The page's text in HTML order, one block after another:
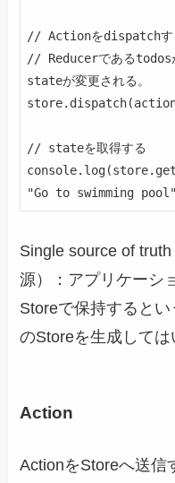
// Actionをdispatchす
// Reducerであるtodos
stateが変更される。
// stateを取得する
Single source of
源）：アプリケーシ
Storeで保持すると
のStoreを生成しては
Action
ActionをStoreへ送信